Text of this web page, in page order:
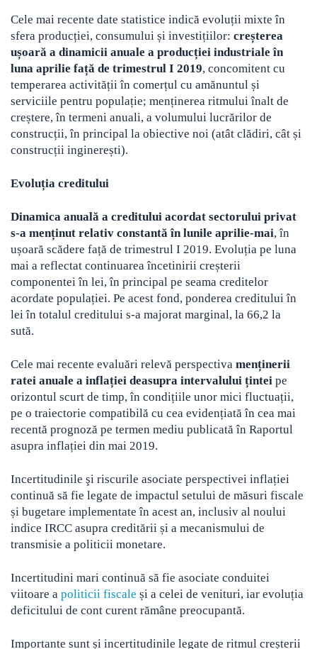
Cele mai recente date statistice indică evoluții mixte în
sfera producției, consumului și investițiilor: creșterea
ușoară a dinamicii anuale a producției industriale în
luna aprilie față de trimestrul I 2019, concomitent cu
temperarea activității în comerțul cu amănuntul și
serviciile pentru populație; menținerea ritmului înalt de
creștere, în termeni anuali, a volumului lucrărilor de
construcții, în principal la obiective noi (atât clădiri, cât și
construcții inginerești).
Evoluția creditului
Dinamica anuală a creditului acordat sectorului privat
s-a menținut relativ constantă în lunile aprilie-mai, în
ușoară scădere față de trimestrul I 2019. Evoluția pe luna
mai a reflectat continuarea încetinirii creșterii
componentei în lei, în principal pe seama creditelor
acordate populației. Pe acest fond, ponderea creditului în
lei în totalul creditului s-a majorat marginal, la 66,2 la
sută.
Cele mai recente evaluări relevă perspectiva menținerii
ratei anuale a inflației deasupra intervalului țintei pe
orizontul scurt de timp, în condițiile unor mici fluctuații,
pe o traiectorie compatibilă cu cea evidențiată în cea mai
recentă prognoză pe termen mediu publicată în Raportul
asupra inflației din mai 2019.
Incertitudinile şi riscurile asociate perspectivei inflației
continuă să fie legate de impactul setului de măsuri fiscale
și bugetare implementate în acest an, inclusiv al noului
indice IRCC asupra creditării și a mecanismului de
transmisie a politicii monetare.
Incertitudini mari continuă să fie asociate conduitei
viitoare a politicii fiscale și a celei de venituri, iar evoluția
deficitului de cont curent rămâne preocupantă.
Importante sunt și incertitudinile legate de ritmul creșterii